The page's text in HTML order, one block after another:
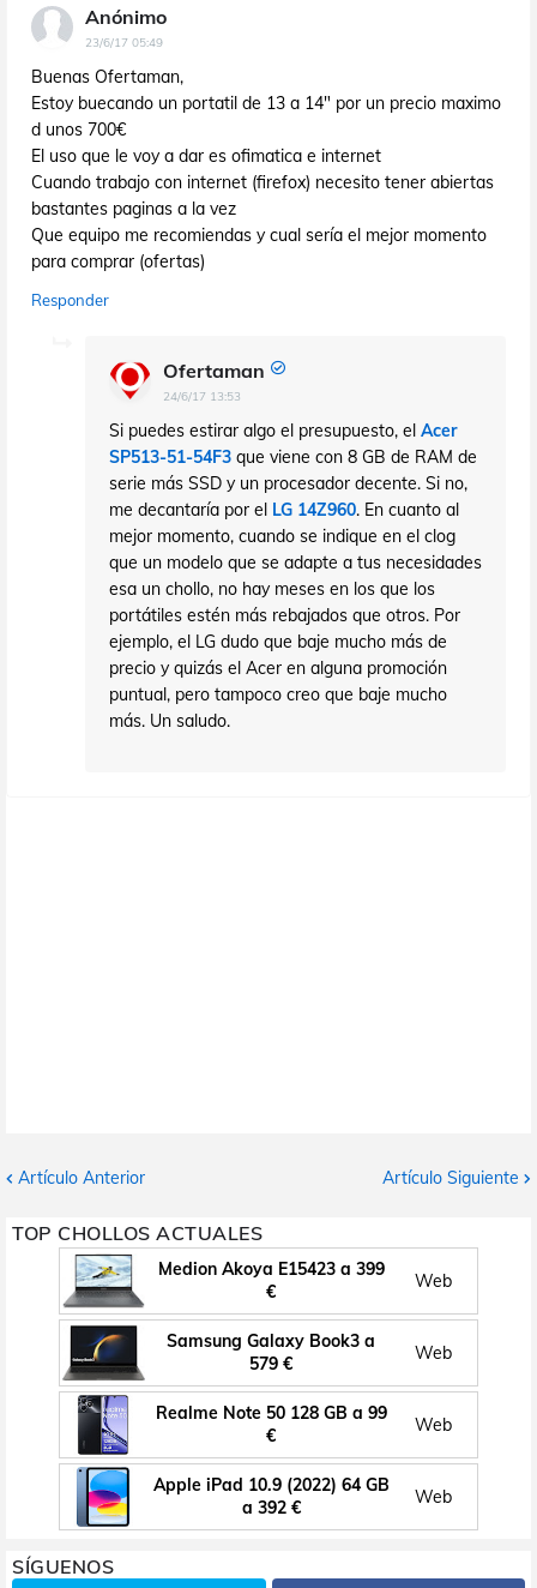
Anónimo
23/6/17 05:49
Buenas Ofertaman,
Estoy buecando un portatil de 13 a 14" por un precio maximo
d unos 700€
El uso que le voy a dar es ofimatica e internet
Cuando trabajo con internet (firefox) necesito tener abiertas
bastantes paginas a la vez
Que equipo me recomiendas y cual sería el mejor momento
para comprar (ofertas)
Responder
Ofertaman
24/6/17 13:53
Si puedes estirar algo el presupuesto, el Acer
SP513-51-54F3 que viene con 8 GB de RAM de
serie más SSD y un procesador decente. Si no,
me decantaría por el LG 14Z960. En cuanto al
mejor momento, cuando se indique en el clog
que un modelo que se adapte a tus necesidades
esa un chollo, no hay meses en los que los
portátiles estén más rebajados que otros. Por
ejemplo, el LG dudo que baje mucho más de
precio y quizás el Acer en alguna promoción
puntual, pero tampoco creo que baje mucho
más. Un saludo.
Artículo Anterior Artículo Siguiente
TOP CHOLLOS ACTUALES
Medion Akoya E15423 a 399
€
Web
Samsung Galaxy Book3 a
579 €
Web
Realme Note 50 128 GB a 99
€
Web
Apple iPad 10.9 (2022) 64 GB
a 392 €
Web
SÍGUENOS